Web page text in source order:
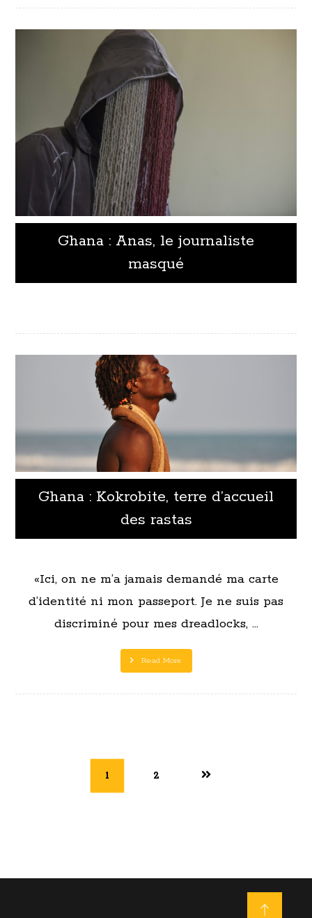
Ghana : Anas, le journaliste
masqué
Ghana : Kokrobite, terre d’accueil
des rastas
«Ici, on ne m’a jamais demandé ma carte
d’identité ni mon passeport. Je ne suis pas
discriminé pour mes dreadlocks, ...
Read More
1 2